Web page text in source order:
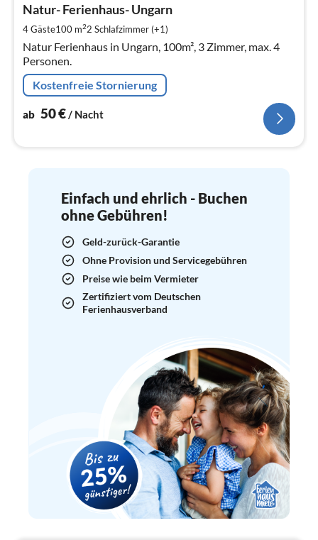
Natur- Ferienhaus- Ungarn
4 Gäste100 m22 Schlafzimmer (+1)
Natur Ferienhaus in Ungarn, 100m², 3 Zimmer, max. 4
Personen.
Kostenfreie Stornierung
ab 50€/ Nacht
Einfach und ehrlich - Buchen
ohne Gebühren!
Geld-zurück-Garantie
Ohne Provision und Servicegebühren
Preise wie beim Vermieter
Zertifiziert vom Deutschen
Ferienhausverband